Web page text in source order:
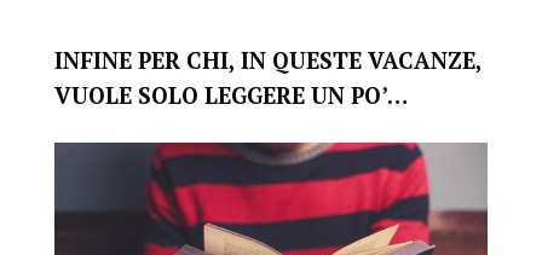
INFINE PER CHI, IN QUESTE VACANZE,
VUOLE SOLO LEGGERE UN PO’…